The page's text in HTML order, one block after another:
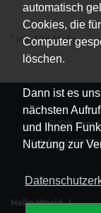
automatisch
Cookies, die
Computer
löschen.
Dann ist es
nächsten
und Ihnen
Nutzung zur
inkl. 19% MwSt.
SVSW
Telefon: 0157
Hello World..!